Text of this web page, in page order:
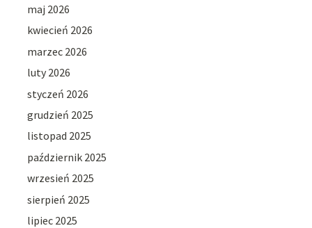
maj 2026
kwiecień 2026
marzec 2026
luty 2026
styczeń 2026
grudzień 2025
listopad 2025
październik 2025
wrzesień 2025
sierpień 2025
lipiec 2025